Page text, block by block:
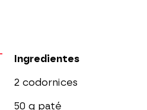
Ingredientes
2 codornices
50 g paté